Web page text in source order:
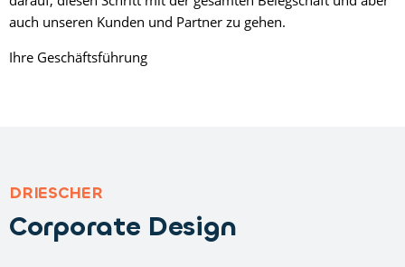
auch unseren Kunden und Partner zu gehen.
Ihre Geschäftsführung
DRIESCHER
Corporate Design